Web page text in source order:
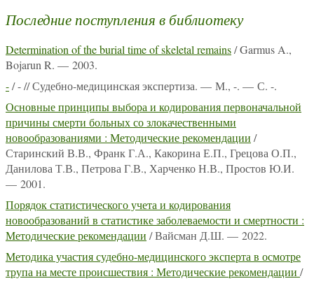
Последние поступления в библиотеку
Determination of the burial time of skeletal remains/ Garmus A.,
Bojarun R. — 2003.
-/ - // Судебно-медицинская экспертиза. — М., -. — С. -.
Основные принципы выбора и кодирования первоначальной
причины смерти больных со злокачественными
новообразованиями : Методические рекомендации /
Старинский В.В., Франк Г.А., Какорина Е.П., Грецова О.П.,
Данилова Т.В., Петрова Г.В., Харченко Н.В., Простов Ю.И.
— 2001.
Порядок статистического учета и кодирования
новообразований в статистике заболеваемости и смертности :
Методические рекомендации / Вайсман Д.Ш. — 2022.
Методика участия судебно-медицинского эксперта в осмотре
трупа на месте происшествия : Методические рекомендации /